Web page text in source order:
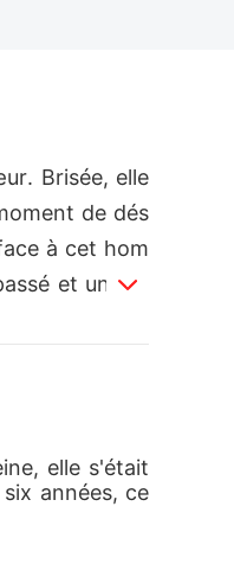
Brisée, elle
de dés
à cet hom
et une at
elle s'était
années, ce